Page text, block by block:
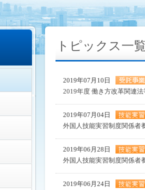
トピックス一
2019年07月10日
2019年度 働き方改革関連
2019年07月04日
外国人技能実習制度関係者
2019年06月28日
外国人技能実習制度関係者
2019年06月24日